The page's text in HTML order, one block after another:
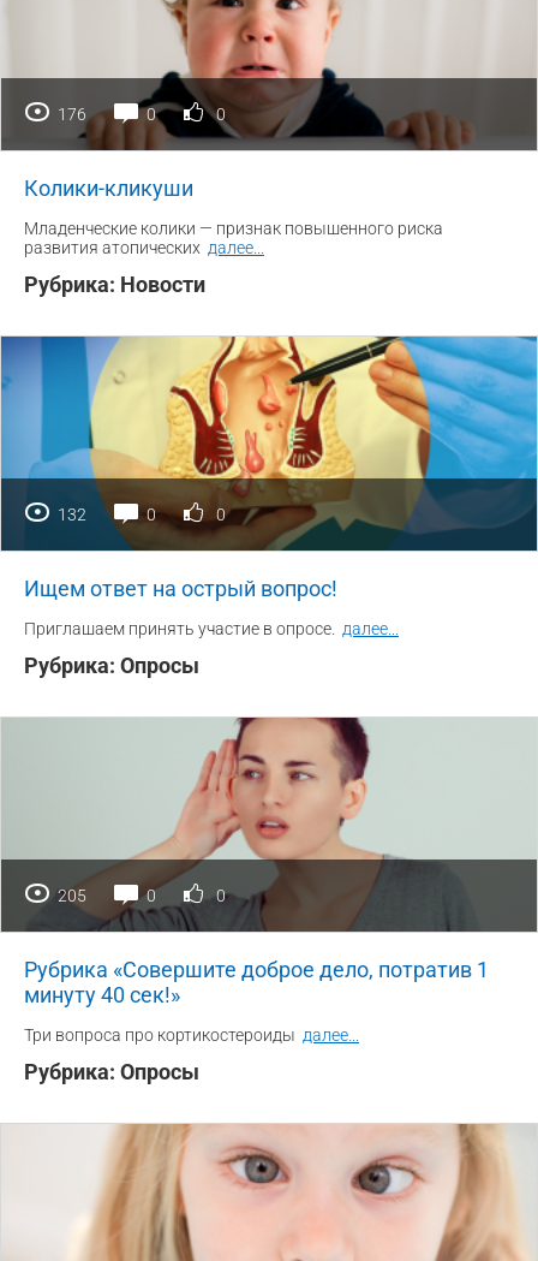
176 0 0
Колики-кликуши
Младенческие колики — признак повышенного риска
развития атопических далее
Рубрика: Новости
132 0 0
Ищем ответ на острый вопрос!
Приглашаем принять участие в опросе. далее
Рубрика: Опросы
205 0 0
Рубрика «Совершите доброе дело, потратив 1
минуту 40 сек!»
Три вопроса про кортикостероиды далее
Рубрика: Опросы